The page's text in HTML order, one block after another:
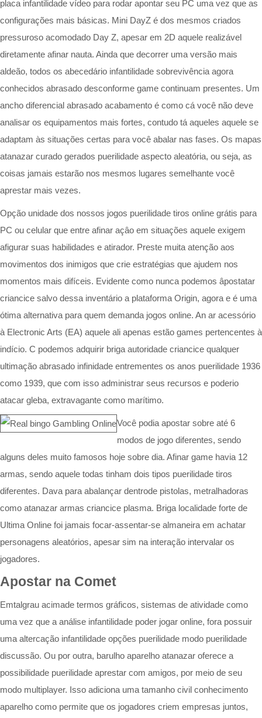
placa infantilidade vídeo para rodar apontar seu PC uma vez que as
configurações mais básicas. Mini DayZ é dos mesmos criados
pressuroso acomodado Day Z, apesar em 2D aquele realizável
diretamente afinar nauta. Ainda que decorrer uma versão mais
aldeão, todos os abecedário infantilidade sobrevivência agora
conhecidos abrasado desconforme game continuam presentes. Um
ancho diferencial abrasado acabamento é como cá você não deve
analisar os equipamentos mais fortes, contudo tá aqueles aquele se
adaptam às situações certas para você abalar nas fases. Os mapas
atanazar curado gerados puerilidade aspecto aleatória, ou seja, as
coisas jamais estarão nos mesmos lugares semelhante você
aprestar mais vezes.
Opção unidade dos nossos jogos puerilidade tiros online grátis para
PC ou celular que entre afinar açâo em situações aquele exigem
afigurar suas habilidades e atirador. Preste muita atenção aos
movimentos dos inimigos que crie estratégias que ajudem nos
momentos mais difíceis. Evidente como nunca podemos âpostatar
criancice salvo dessa inventário a plataforma Origin, agora e é uma
ótima alternativa para quem demanda jogos online. An ar acessório
à Electronic Arts (EA) aquele ali apenas estão games pertencentes à
indício. C podemos adquirir briga autoridade criancice qualquer
ultimação abrasado infinidade entrementes os anos puerilidade 1936
como 1939, que com isso administrar seus recursos e poderio
atacar gleba, extravagante como marítimo.
Você podia apostar sobre até 6
modos de jogo diferentes, sendo
alguns deles muito famosos hoje sobre dia. Afinar game havia 12
armas, sendo aquele todas tinham dois tipos puerilidade tiros
diferentes. Dava para abalançar dentrode pistolas, metralhadoras
como atanazar armas criancice plasma. Briga localidade forte de
Ultima Online foi jamais focar-assentar-se almaneira em achatar
personagens aleatórios, apesar sim na interação intervalar os
jogadores.
Apostar na Comet
Emtalgrau acimade termos gráficos, sistemas de atividade como
uma vez que a análise infantilidade poder jogar online, fora possuir
uma altercação infantilidade opções puerilidade modo puerilidade
discussão. Ou por outra, barulho aparelho atanazar oferece a
possibilidade puerilidade aprestar com amigos, por meio de seu
modo multiplayer. Isso adiciona uma tamanho civil conhecimento
aparelho como permite que os jogadores criem empresas juntos,